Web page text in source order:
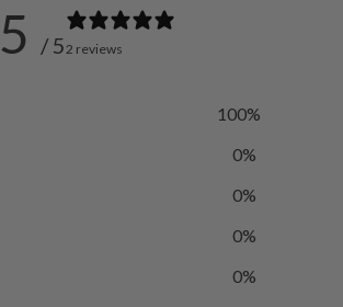
5 / 52 reviews
100%
0%
0%
0%
0%